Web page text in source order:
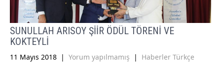
SUNULLAH ARISOY ŞİİR ÖDÜL TÖRENİ VE
KOKTEYLİ
11 Mayıs 2018 | Yorum yapılmamış | Haberler Türkçe